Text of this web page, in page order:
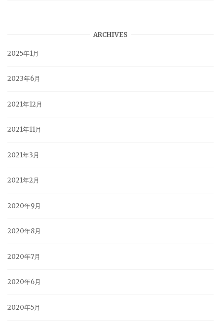
ARCHIVES
2025年1月
2023年6月
2021年12月
2021年11月
2021年3月
2021年2月
2020年9月
2020年8月
2020年7月
2020年6月
2020年5月